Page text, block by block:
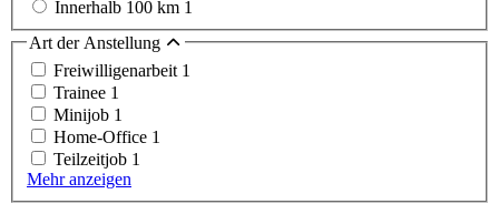
Innerhalb 100 km 1
Art der Anstellung
Freiwilligenarbeit 1
Trainee 1
Minijob 1
Home-Office 1
Teilzeitjob 1
Mehr anzeigen